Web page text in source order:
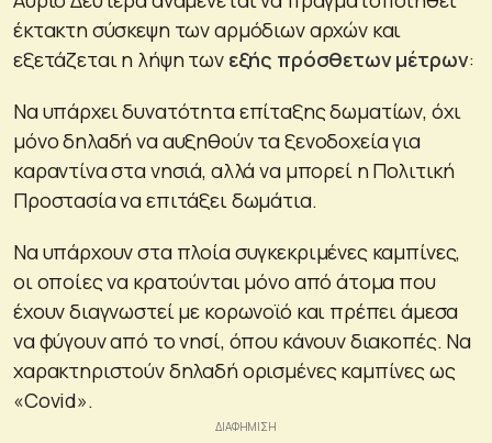
έκτακτη σύσκεψη των αρμόδιων αρχών και
εξετάζεται η λήψη των εξής πρόσθετων μέτρων:
Να υπάρχει δυνατότητα επίταξης δωματίων, όχι
μόνο δηλαδή να αυξηθούν τα ξενοδοχεία για
καραντίνα στα νησιά, αλλά να μπορεί η Πολιτική
Προστασία να επιτάξει δωμάτια.
Να υπάρχουν στα πλοία συγκεκριμένες καμπίνες,
οι οποίες να κρατούνται μόνο από άτομα που
έχουν διαγνωστεί με κορωνοϊό και πρέπει άμεσα
να φύγουν από το νησί, όπου κάνουν διακοπές. Να
χαρακτηριστούν δηλαδή ορισμένες καμπίνες ως
«Covid».